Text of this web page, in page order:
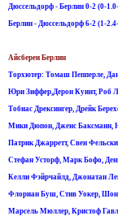
Дюссельдорф - Берлин 0-2 (0-
Берлин - Дюссельдорф 6-2 (1-
Айсберен Берлин
Торхютер: Томаш Пепперле,
Юри Зиффер,Дерон Куинт, Роб
Тобиас Дрексингер, Дрейк
Мики Дюпон, Дженс Баксманн,
Патрик Джарретт, Свен
Стефан Усторф, Марк Бофо,
Келли Фэйрчайлд, Джонатан
Флориан Буш, Стив Уокер,
Марсель Мюллер, Кристоф